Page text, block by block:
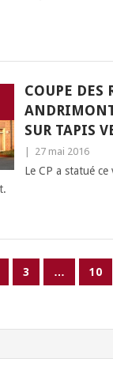
COUPE DES
SUR TAPIS
27 mai 2016
Le CP a statué
3 … 10